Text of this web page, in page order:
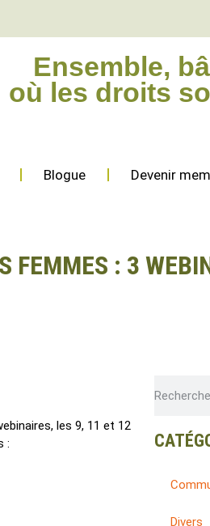
Ensemble,
où les droits
Blogue Devenir
FEMMES : 3
les 9, 11 et 12
:
Divers